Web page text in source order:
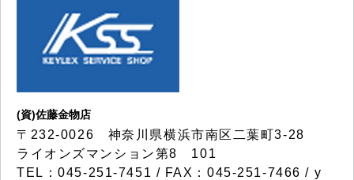
(資)佐藤金物店
〒232-0026 神奈川県横浜市南区二葉町3-28
ライオンズマンション第8 101
TEL：045-251-7451 / FAX：045-251-7466 / y